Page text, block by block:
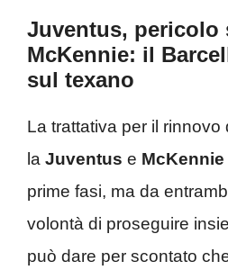
Juventus, pericolo
McKennie: il
sul texano
La trattativa per il rinnovo
la Juventus e McKennie
prime fasi, ma da
volontà di proseguire
può dare per scontato